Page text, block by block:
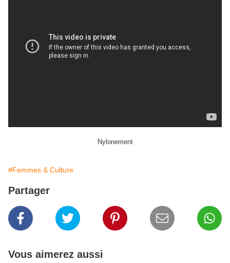
Nylonement
#Femmes & Culture
Partager
Vous aimerez aussi